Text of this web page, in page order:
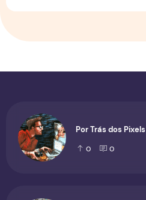
Por Trás dos Pixels
0 0